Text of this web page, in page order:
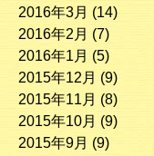
2016年3月 (14)
2016年2月 (7)
2016年1月 (5)
2015年12月 (9)
2015年11月 (8)
2015年10月 (9)
2015年9月 (9)